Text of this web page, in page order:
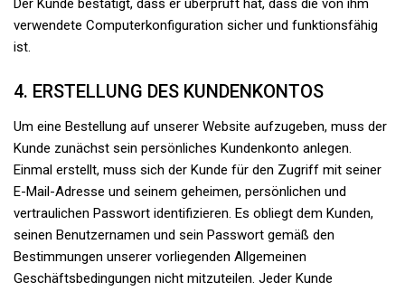
Der Kunde bestätigt, dass er überprüft hat, dass die von ihm
verwendete Computerkonfiguration sicher und funktionsfähig
ist.
4. ERSTELLUNG DES KUNDENKONTOS
Um eine Bestellung auf unserer Website aufzugeben, muss der
Kunde zunächst sein persönliches Kundenkonto anlegen.
Einmal erstellt, muss sich der Kunde für den Zugriff mit seiner
E-Mail-Adresse und seinem geheimen, persönlichen und
vertraulichen Passwort identifizieren. Es obliegt dem Kunden,
seinen Benutzernamen und sein Passwort gemäß den
Bestimmungen unserer vorliegenden Allgemeinen
Geschäftsbedingungen nicht mitzuteilen. Jeder Kunde